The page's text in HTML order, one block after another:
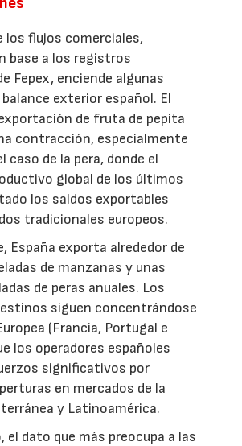
los flujos comerciales,
base a los registros
Fepex, enciende algunas
exterior español. El
de fruta de pepita
contracción, especialmente
caso de la pera, donde el
global de los últimos
los saldos exportables
tradicionales europeos.
España exporta alrededor de
de manzanas y unas
de peras anuales. Los
siguen concentrándose
(Francia, Portugal e
los operadores españoles
significativos por
en mercados de la
y Latinoamérica.
el dato que más preocupa a las